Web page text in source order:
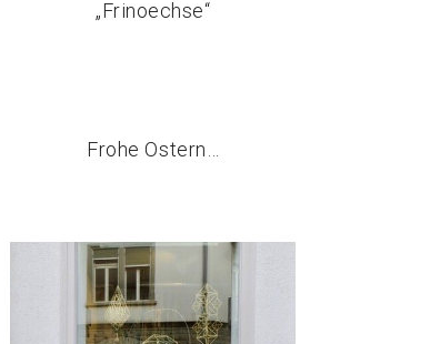
„Frinoechse“
Frohe Ostern…